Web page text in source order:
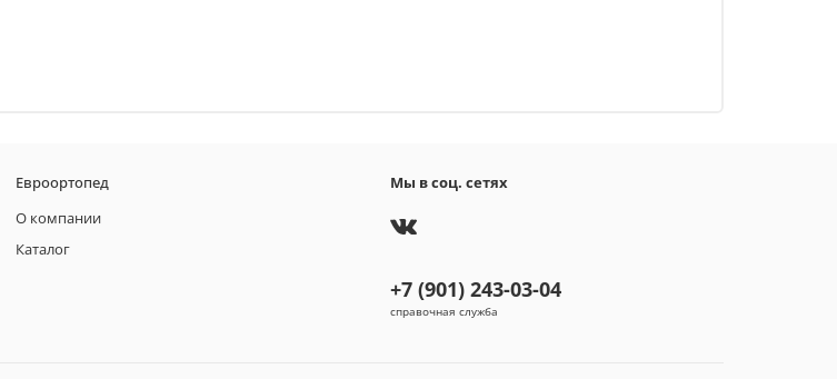
Евроортопед
О компании
Каталог
Мы в соц. сетях
+7 (901) 243-03-04
справочная служба